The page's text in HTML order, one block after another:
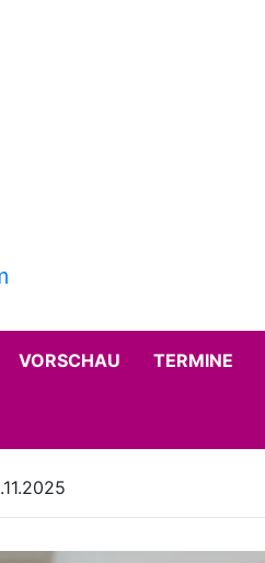
VORSCHAU TERMINE